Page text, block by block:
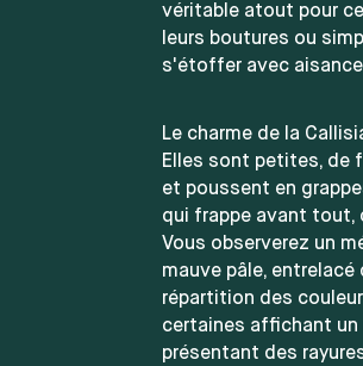
véritable atout pour
leurs boutures ou
s'étoffer avec
Le charme de la
Elles sont petites, de
et poussent en
qui frappe avant tout,
Vous observerez un
mauve pâle, entrelacé
répartition des
certaines affichant
présentant des